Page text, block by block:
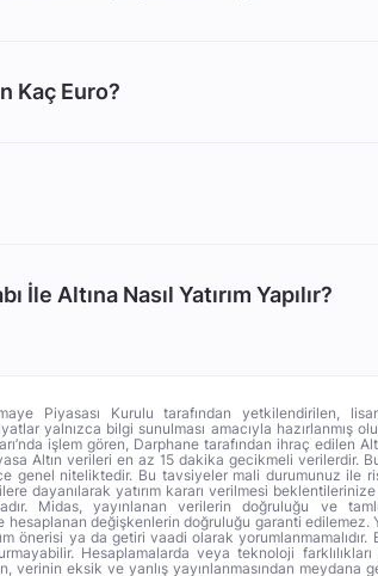
Kaç Euro?
İle Altına Nasıl Yatırım Yapılır?
Piyasası Kurulu tarafından yetkilendirilen,
yalnızca bilgi sunulması amacıyla hazırlanmış
işlem gören, Darphane tarafından ihraç edilen
Altın verileri en az 15 dakika gecikmeli verilerdir.
genel niteliktedir. Bu tavsiyeler mali durumunuz
dayanılarak yatırım kararı verilmesi
Midas, yayınlanan verilerin doğruluğu ve
hesaplanan değişkenlerin doğruluğu garanti edilemez.
önerisi ya da getiri vaadi olarak
Hesaplamalarda veya teknoloji
verinin eksik ve yanlış yayınlanmasından